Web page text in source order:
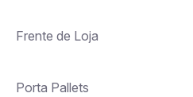
Frente de Loja
Porta Pallets